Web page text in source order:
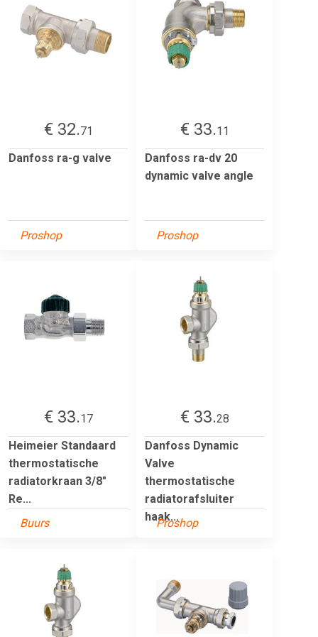
€ 32.71
Danfoss ra-g valve
Proshop
€ 33.11
Danfoss ra-dv 20
dynamic valve angle
Proshop
€ 33.17
Heimeier Standaard
thermostatische
radiatorkraan 3/8"
Re...
Buurs
€ 33.28
Danfoss Dynamic
Valve
thermostatische
radiatorafsluiter
haak...
Proshop